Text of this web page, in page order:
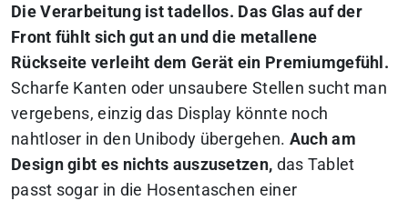
Die Verarbeitung ist tadellos. Das Glas auf der
Front fühlt sich gut an und die metallene
Rückseite verleiht dem Gerät ein Premiumgefühl.
Scharfe Kanten oder unsaubere Stellen sucht man
vergebens, einzig das Display könnte noch
nahtloser in den Unibody übergehen. Auch am
Design gibt es nichts auszusetzen, das Tablet
passt sogar in die Hosentaschen einer